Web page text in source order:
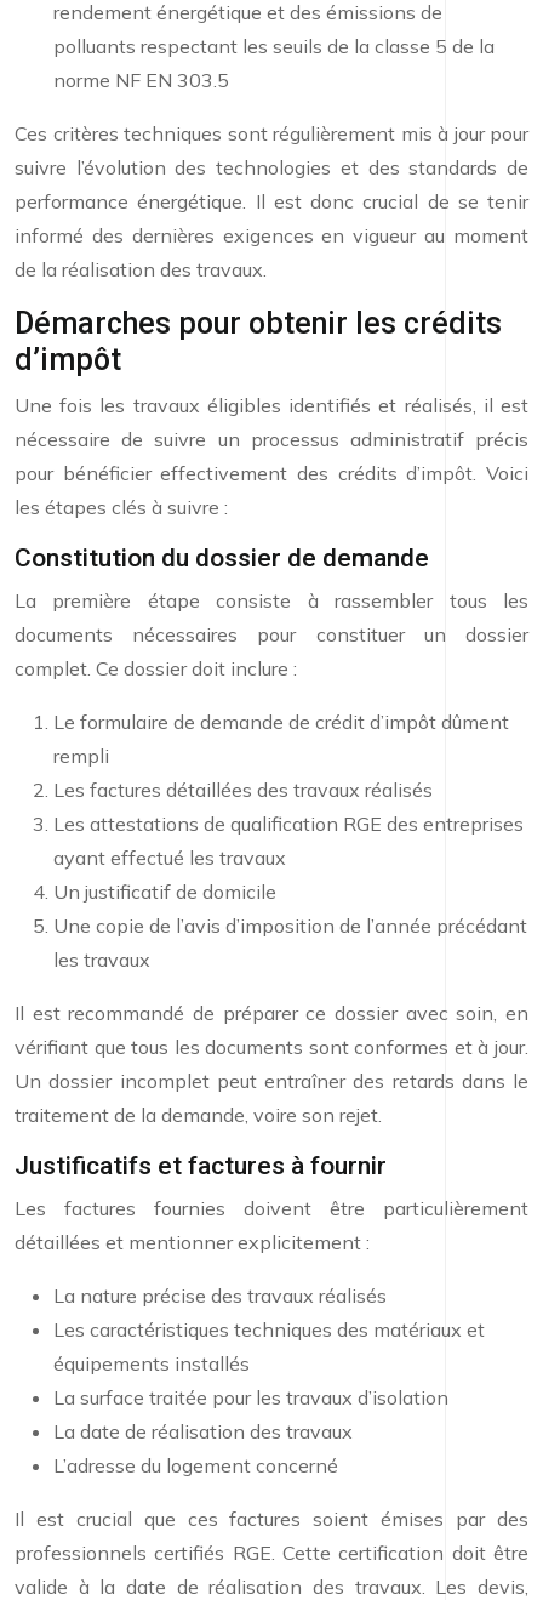
rendement énergétique et des émissions de
polluants respectant les seuils de la classe 5 de la
norme NF EN 303.5
Ces critères techniques sont régulièrement mis à jour pour
suivre l’évolution des technologies et des standards de
performance énergétique. Il est donc crucial de se tenir
informé des dernières exigences en vigueur au moment
de la réalisation des travaux.
Démarches pour obtenir les crédits
d’impôt
Une fois les travaux éligibles identifiés et réalisés, il est
nécessaire de suivre un processus administratif précis
pour bénéficier effectivement des crédits d’impôt. Voici
les étapes clés à suivre :
Constitution du dossier de demande
La première étape consiste à rassembler tous les
documents nécessaires pour constituer un dossier
complet. Ce dossier doit inclure :
Le formulaire de demande de crédit d’impôt dûment
rempli
Les factures détaillées des travaux réalisés
Les attestations de qualification RGE des entreprises
ayant effectué les travaux
Un justificatif de domicile
Une copie de l’avis d’imposition de l’année précédant
les travaux
Il est recommandé de préparer ce dossier avec soin, en
vérifiant que tous les documents sont conformes et à jour.
Un dossier incomplet peut entraîner des retards dans le
traitement de la demande, voire son rejet.
Justificatifs et factures à fournir
Les factures fournies doivent être particulièrement
détaillées et mentionner explicitement :
La nature précise des travaux réalisés
Les caractéristiques techniques des matériaux et
équipements installés
La surface traitée pour les travaux d’isolation
La date de réalisation des travaux
L’adresse du logement concerné
Il est crucial que ces factures soient émises par des
professionnels certifiés RGE. Cette certification doit être
valide à la date de réalisation des travaux. Les devis,